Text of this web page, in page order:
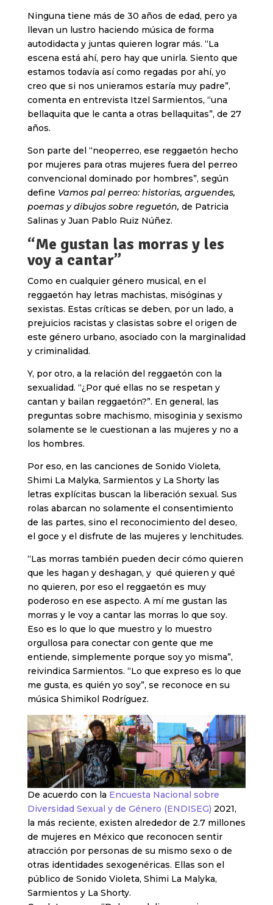
Ninguna tiene más de 30 años de edad, pero ya
llevan un lustro haciendo música de forma
autodidacta y juntas quieren lograr más. “La
escena está ahí, pero hay que unirla. Siento que
estamos todavía así como regadas por ahí, yo
creo que si nos unieramos estaría muy padre”,
comenta en entrevista Itzel Sarmientos, “una
bellaquita que le canta a otras bellaquitas”, de 27
años.
Son parte del “neoperreo, ese reggaetón hecho
por mujeres para otras mujeres fuera del perreo
convencional dominado por hombres”, según
define Vamos pal perreo: historias, arguendes,
poemas y dibujos sobre reguetón, de Patricia
Salinas y Juan Pablo Ruiz Núñez.
“Me gustan las morras y les
voy a cantar”
Como en cualquier género musical, en el
reggaetón hay letras machistas, misóginas y
sexistas. Estas críticas se deben, por un lado, a
prejuicios racistas y clasistas sobre el origen de
este género urbano, asociado con la marginalidad
y criminalidad.
Y, por otro, a la relación del reggaetón con la
sexualidad. “¿Por qué ellas no se respetan y
cantan y bailan reggaetón?”. En general, las
preguntas sobre machismo, misoginia y sexismo
solamente se le cuestionan a las mujeres y no a
los hombres.
Por eso, en las canciones de Sonido Violeta,
Shimi La Malyka, Sarmientos y La Shorty las
letras explícitas buscan la liberación sexual. Sus
rolas abarcan no solamente el consentimiento
de las partes, sino el reconocimiento del deseo,
el goce y el disfrute de las mujeres y lenchitudes.
“Las morras también pueden decir cómo quieren
que les hagan y deshagan, y qué quieren y qué
no quieren, por eso el reggaetón es muy
poderoso en ese aspecto. A mí me gustan las
morras y le voy a cantar las morras lo que soy.
Eso es lo que lo que muestro y lo muestro
orgullosa para conectar con gente que me
entiende, simplemente porque soy yo misma”,
reivindica Sarmientos. “Lo que expreso es lo que
me gusta, es quién yo soy”, se reconoce en su
música Shimikol Rodríguez.
De acuerdo con la Encuesta Nacional sobre
Diversidad Sexual y de Género (ENDISEG) 2021,
la más reciente, existen alrededor de 2.7 millones
de mujeres en México que reconocen sentir
atracción por personas de su mismo sexo o de
otras identidades sexogenéricas. Ellas son el
público de Sonido Violeta, Shimi La Malyka,
Sarmientos y La Shorty.